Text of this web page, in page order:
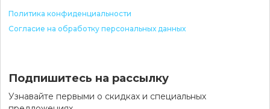
Политика конфиденциальности
Согласие на обработку персональных данных
Подпишитесь на рассылку
Узнавайте первыми о скидках и специальных